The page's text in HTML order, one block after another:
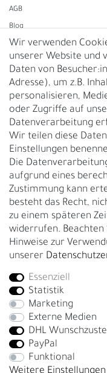
AGB
Blog
Vertrag widerrufen
UNTERNEHMEN
Nachhaltigkeit
Kontakt
Über uns
Rückgabe
Gürtelgröße messen
Garantie
GESCHÄFTSKUNDEN &
B2B Geschäftskunden
Bei Fragen wenden Sie
+4917663727338
Montag - Freitag, 09:00 -
Gürtelmanufaktur
Wir verwenden
unserer Website und
Daten von
Adresse), um z.B.
personalisieren,
oder Zugriffe auf
Datenverarbeitung
Wir teilen diese
Einstellungen
Die
aufgrund eines
Zustimmung kann
besteht das Recht,
zu einem späteren
widerrufen. Beachten
Hinweise zur
unserer
Essenziell
Statistik
Marketing
Externe Medien
DHL
PayPal
Funktional